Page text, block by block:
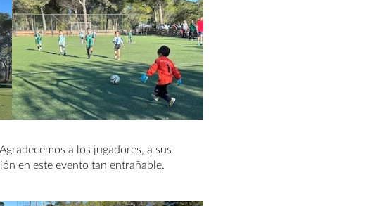
a los jugadores, a sus
en este evento tan entrañable.